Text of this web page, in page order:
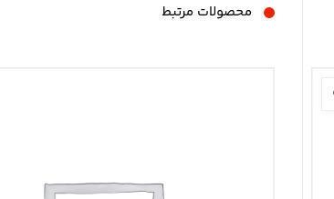
محصولات مرتبط